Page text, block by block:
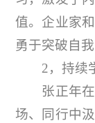
值。企业家
勇于突破自我
2，持续学
张正年在
场、同行中